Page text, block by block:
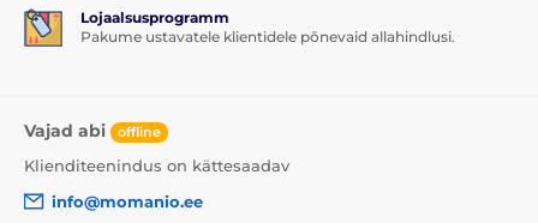
Lojaalsusprogramm
Pakume ustavatele klientidele põnevaid allahindlusi.
Vajad abi offline
Klienditeenindus on kättesaadav
info@momanio.ee